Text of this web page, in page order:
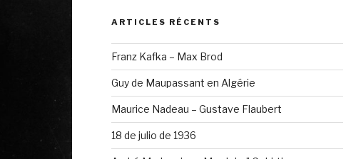
ARTICLES RÉCENTS
Franz Kafka – Max Brod
Guy de Maupassant en Algérie
Maurice Nadeau – Gustave Flaubert
18 de julio de 1936